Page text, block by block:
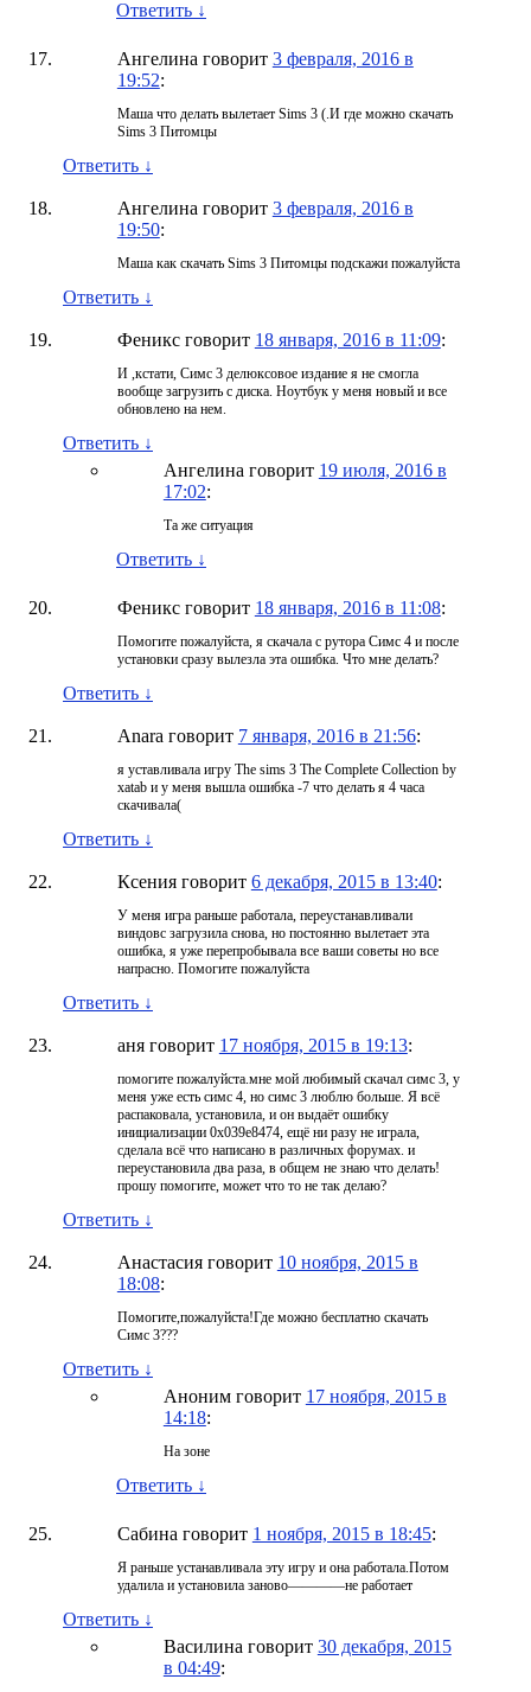
Ответить ↓
Ангелина говорит 3 февраля, 2016 в
19:52:
Маша что делать вылетает Sims 3 (.И где можно скачать
Sims 3 Питомцы
Ответить ↓
Ангелина говорит 3 февраля, 2016 в
19:50:
Маша как скачать Sims 3 Питомцы подскажи пожалуйста
Ответить ↓
Феникс говорит 18 января, 2016 в 11:09:
И ,кстати, Симс 3 делюксовое издание я не смогла
вообще загрузить с диска. Ноутбук у меня новый и все
обновлено на нем.
Ответить ↓
Ангелина говорит 19 июля, 2016 в
17:02:
Та же ситуация
Ответить ↓
Феникс говорит 18 января, 2016 в 11:08:
Помогите пожалуйста, я скачала с рутора Симс 4 и после
установки сразу вылезла эта ошибка. Что мне делать?
Ответить ↓
Anara говорит 7 января, 2016 в 21:56:
я уставливала игру The sims 3 The Complete Collection by
xatab и у меня вышла ошибка -7 что делать я 4 часа
скачивала(
Ответить ↓
Ксения говорит 6 декабря, 2015 в 13:40:
У меня игра раньше работала, переустанавливали
виндовс загрузила снова, но постоянно вылетает эта
ошибка, я уже перепробывала все ваши советы но все
напрасно. Помогите пожалуйста
Ответить ↓
аня говорит 17 ноября, 2015 в 19:13:
помогите пожалуйста.мне мой любимый скачал симс 3, у
меня уже есть симс 4, но симс 3 люблю больше. Я всё
распаковала, установила, и он выдаёт ошибку
инициализации 0x039e8474, ещё ни разу не играла,
сделала всё что написано в различных форумах. и
переустановила два раза, в общем не знаю что делать!
прошу помогите, может что то не так делаю?
Ответить ↓
Анастасия говорит 10 ноября, 2015 в
18:08:
Помогите,пожалуйста!Где можно бесплатно скачать
Симс 3???
Ответить ↓
Аноним говорит 17 ноября, 2015 в
14:18:
На зоне
Ответить ↓
Сабина говорит 1 ноября, 2015 в 18:45:
Я раньше устанавливала эту игру и она работала.Потом
удалила и установила заново————не работает
Ответить ↓
Василина говорит 30 декабря, 2015
в 04:49: